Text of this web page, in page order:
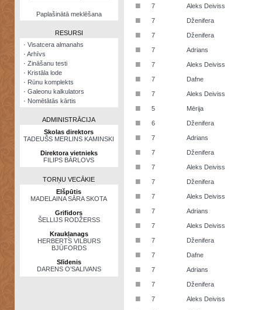
NomētātāsPaplašinātā meklēšana
RESURSI
· Visatcera almanahs
· Arhīvs
· Zināšanu testi
· Kristāla lode
· Rūnu komplekts
· Galeonu kalkulators
· Nomētātās kārtis
ADMINISTRĀCIJA
Skolas direktors
TADEUŠS MERLINS KAMINSKI
Direktora vietnieks
FILIPS BĀRLOVS
TORŅU VECĀKIE
Elšpūtis
MADELAINA SĀRA SKOTA
Grifidors
ŠELLIJS RODŽERSS
Kraukļanags
HERBERTS VILBURS
BJŪFORDS
Slīdenis
DARENS O’SALIVANS
■ 7 Aleks Deiviss
■ 7 Dženifera
■ 7 Dženifera
■ 7 Adrians
■ 7 Aleks Deiviss
■ 7 Dafne
■ 7 Aleks Deiviss
■ 5 Mērija
■ 6 Dženifera
■ 7 Adrians
■ 7 Dženifera
■ 7 Aleks Deiviss
■ 7 Dženifera
■ 7 Aleks Deiviss
■ 7 Adrians
■ 7 Aleks Deiviss
■ 7 Dženifera
■ 7 Dafne
■ 7 Adrians
■ 7 Dženifera
■ 7 Aleks Deiviss